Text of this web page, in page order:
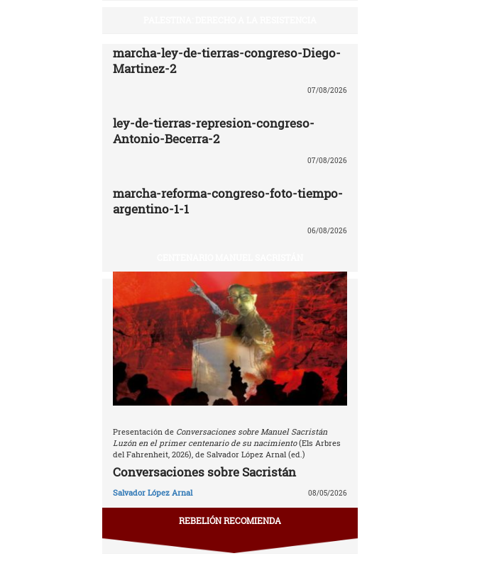
marcha-ley-de-tierras-congreso-Diego-
Martinez-2
07/08/2026
ley-de-tierras-represion-congreso-
Antonio-Becerra-2
07/08/2026
marcha-reforma-congreso-foto-tiempo-
argentino-1-1
06/08/2026
Presentación de Conversaciones sobre Manuel Sacristán
Luzón en el primer centenario de su nacimiento(Els Arbres
del Fahrenheit, 2026), de Salvador López Arnal (ed.)
Conversaciones sobre Sacristán
Salvador López Arnal 08/05/2026
REBELIÓN RECOMIENDA